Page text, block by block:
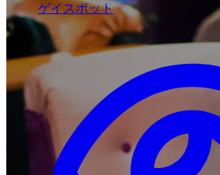
ゲイスポット